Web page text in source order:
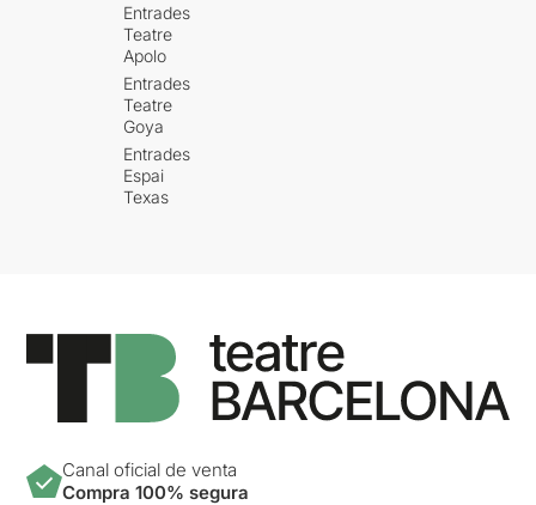
Entrades
Teatre
Apolo
Entrades
Teatre
Goya
Entrades
Espai
Texas
Canal oficial de venta
Compra 100% segura